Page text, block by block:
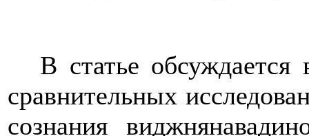
В статье обсуждается
сравнительных
сознания